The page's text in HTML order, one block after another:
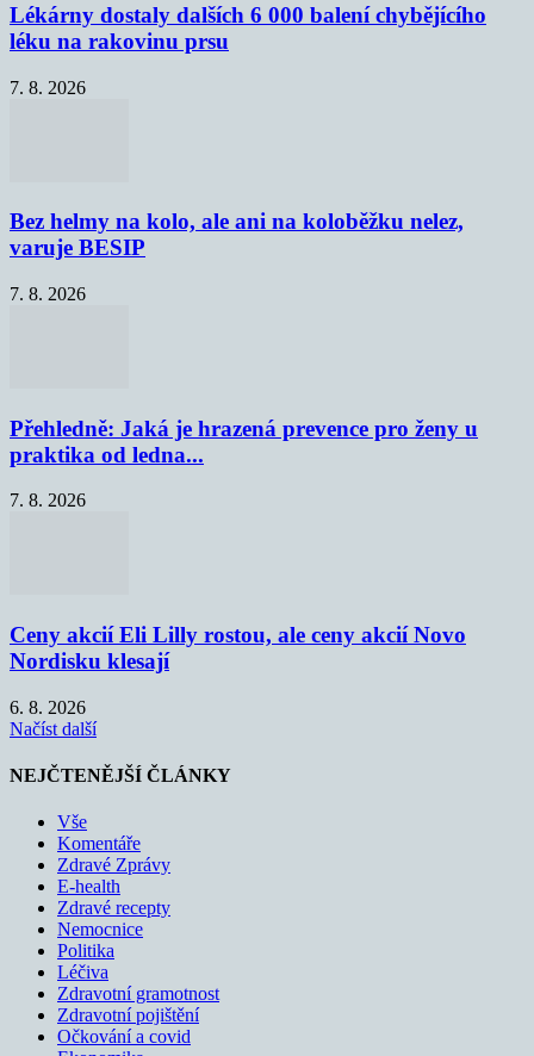
Lékárny dostaly dalších 6 000 balení chybějícího
léku na rakovinu prsu
7. 8. 2026
Bez helmy na kolo, ale ani na koloběžku nelez,
varuje BESIP
7. 8. 2026
Přehledně: Jaká je hrazená prevence pro ženy u
praktika od ledna...
7. 8. 2026
Ceny akcií Eli Lilly rostou, ale ceny akcií Novo
Nordisku klesají
6. 8. 2026
Načíst další
NEJČTENĚJŠÍ ČLÁNKY
Vše
Komentáře
Zdravé Zprávy
E-health
Zdravé recepty
Nemocnice
Politika
Léčiva
Zdravotní gramotnost
Zdravotní pojištění
Očkování a covid